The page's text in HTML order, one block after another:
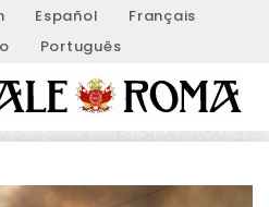
Español
Français
Português